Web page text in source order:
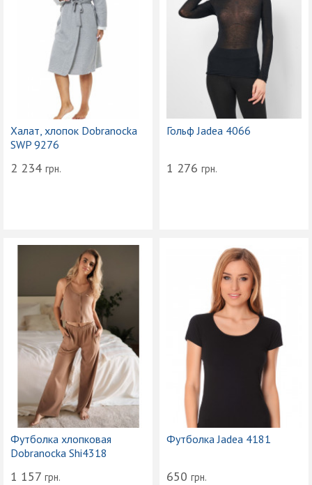
Халат, хлопок Dobranocka
SWP 9276
2 234 грн.
Гольф Jadea 4066
1 276 грн.
Футболка хлопковая
Dobranocka Shi4318
1 157 грн.
Футболка Jadea 4181
650 грн.